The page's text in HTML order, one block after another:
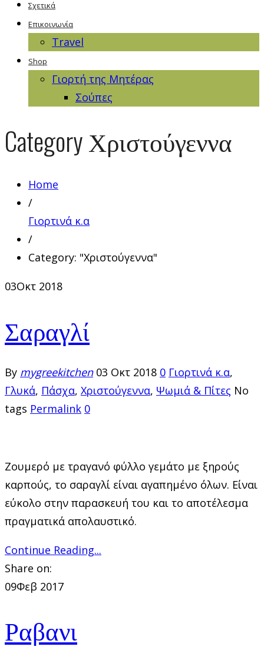
Σχετικά
Επικοινωνία
Travel
Shop
Γιορτή της Μητέρας
Σούπες
CategoryΧριστούγεννα
Home
/
Γιορτινά κ.α
/
Category: "Χριστούγεννα"
03Οκτ 2018
Σαραγλί
By mygreekitchen 03 Οκτ 2018 0 Γιορτινά κ.α,
Γλυκά, Πάσχα, Χριστούγεννα, Ψωμιά & Πίτες No
tags Permalink 0
Ζουμερό με τραγανό φύλλο γεμάτο με ξηρούς
καρπούς, το σαραγλί είναι αγαπημένο όλων. Είναι
εύκολο στην παρασκευή του και το αποτέλεσμα
πραγματικά απολαυστικό.
Continue Reading...
Share on:
09Φεβ 2017
Ραβανι